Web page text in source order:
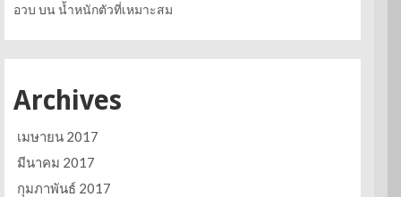
อวบ บน น้ำหนักตัวที่เหมาะสม
Archives
เมษายน 2017
มีนาคม 2017
กุมภาพันธ์ 2017